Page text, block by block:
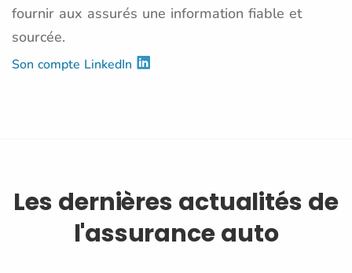
fournir aux assurés une information fiable et
sourcée.
Son compte LinkedIn
Les dernières actualités de
l'assurance auto